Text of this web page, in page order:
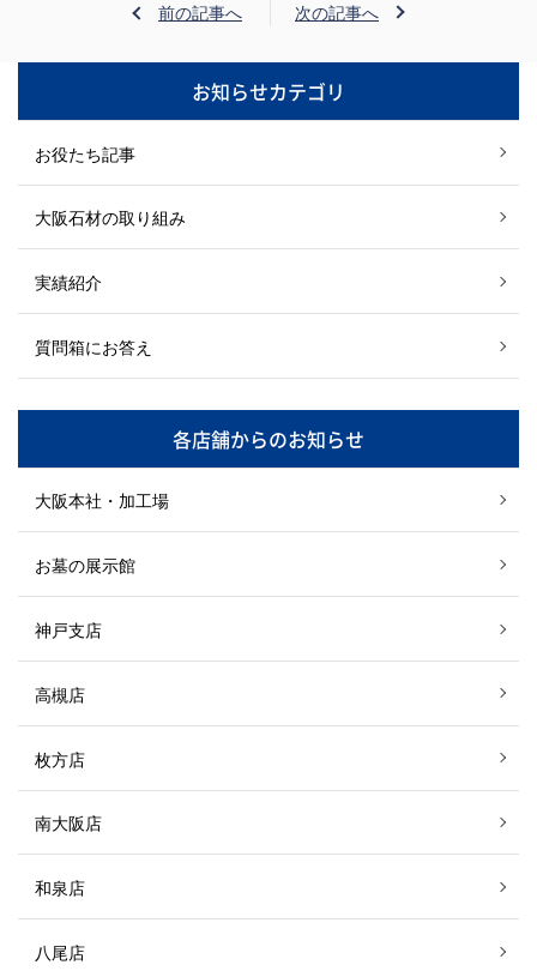
前の記事へ 次の記事へ
お知らせカテゴリ
お役たち記事
大阪石材の取り組み
実績紹介
質問箱にお答え
各店舗からのお知らせ
大阪本社・加工場
お墓の展示館
神戸支店
高槻店
枚方店
南大阪店
和泉店
八尾店